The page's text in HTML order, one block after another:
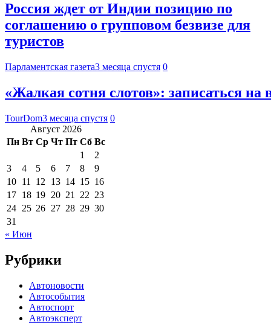
Россия ждет от Индии позицию по
соглашению о групповом безвизе для
туристов
Парламентская газета3 месяца спустя 0
«Жалкая сотня слотов»: записаться
TourDom3 месяца спустя 0
Август 2026
Пн Вт Ср Чт Пт Сб Вс
1
2
3
4 5 6 7 8
9
10 11 12 13 14 15 16
17 18 19 20 21 22 23
24 25 26 27 28 29 30
31
« Июн
Рубрики
Автоновости
Автособытия
Автоспорт
Автоэксперт